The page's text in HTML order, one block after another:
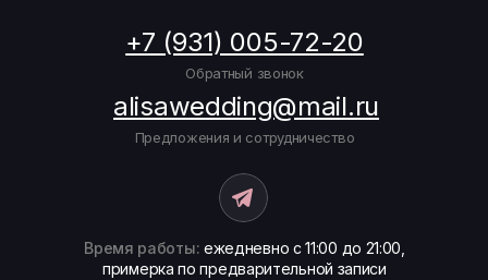
+7 (931) 005-72-20
Предложения и сотрудничество
Обратный звонок
Время работы: ежедневно с 11:00 до 21:00,
примерка по предварительной записи
alisawedding@mail.ru